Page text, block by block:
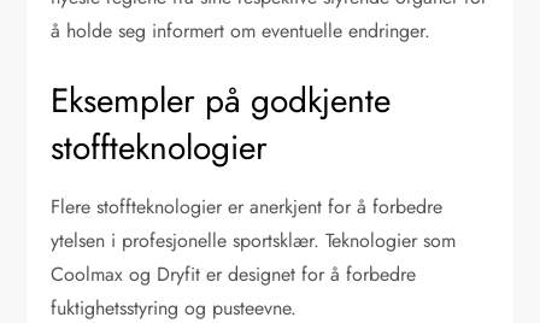
å holde seg informert om eventuelle endringer.
Eksempler på godkjente
stoffteknologier
Flere stoffteknologier er anerkjent for å forbedre
ytelsen i profesjonelle sportsklær. Teknologier som
Coolmax og Dryfit er designet for å forbedre
fuktighetsstyring og pusteevne.